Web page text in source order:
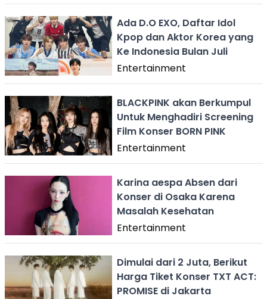
Ada D.O EXO, Daftar Idol
Kpop dan Aktor Korea yang
Ke Indonesia Bulan Juli
Entertainment
BLACKPINK akan Berkumpul
Untuk Menghadiri Screening
Film Konser BORN PINK
Entertainment
Karina aespa Absen dari
Konser di Osaka Karena
Masalah Kesehatan
Entertainment
Dimulai dari 2 Juta, Berikut
Harga Tiket Konser TXT ACT:
PROMISE di Jakarta